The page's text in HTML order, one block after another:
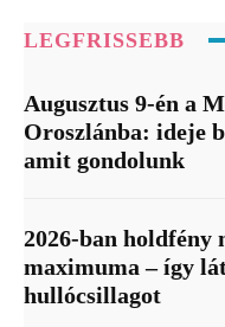
LEGFRISSEBB
Augusztus 9-én a
Oroszlánba: ideje
amit gondolunk
2026-ban holdfény
maximuma – így
hullócsillagot